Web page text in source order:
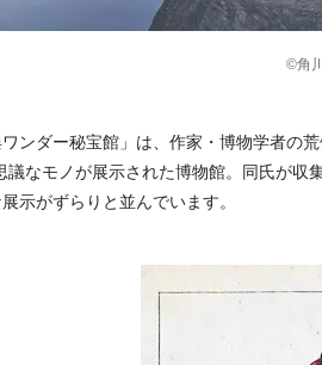
©角
ワンダー秘宝館」は、作家・博物学者の
議なモノが展示された博物館。同氏が収
示がずらりと並んでいます。